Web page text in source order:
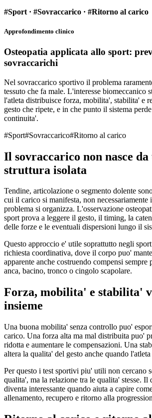
#Sport · #Sovraccarico · #Ritorno al carico
Approfondimento clinico
Osteopatia applicata allo sport:
sovraccarichi
Nel sovraccarico sportivo il problema
tessuto che fa male. L'interesse biomeccanico
l'atleta distribuisce forza, mobilita', stabilita' e
gesto che ripete, e in che punto il sistema
continuita'.
#Sport#Sovraccarico#Ritorno al carico
Il sovraccarico non nasce da
struttura isolata
Tendine, articolazione o segmento dolente
cui il carico si manifesta, non
problema si organizza. L'osservazione
sport prova a leggere il gesto, il timing, la
delle forze e le eventuali dispersioni lungo il
Questo approccio e' utile soprattutto negli
richiesta coordinativa, dove il corpo puo'
apparente anche costruendo compensi sempre
anca, bacino, tronco o cingolo scapolare.
Forza, mobilita' e stabilita'
insieme
Una buona mobilita' senza controllo puo'
carico. Una forza alta ma mal distribuita puo'
ridotta e aumentare le compensazioni. Una
altera la qualita' del gesto anche quando
Per questo i test sportivi piu' utili non cercano
qualita', ma la relazione tra le qualita' stesse. Il
diventa interessante quando aiuta a capire
allenamento, recupero e ritorno alla